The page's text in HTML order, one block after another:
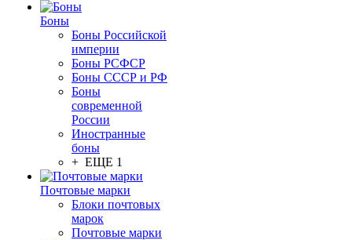
Боны
Боны Российской
империи
Боны РСФСР
Боны СССР и РФ
Боны
современной
России
Иностранные
боны
+ ЕЩЕ 1
Почтовые марки
Блоки почтовых
марок
Почтовые марки